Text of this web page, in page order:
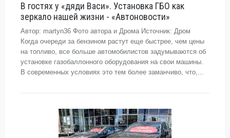
В гостях у «дяди Васи». Установка ГБО как
зеркало нашей жизни - «Автоновости»
Автор: martyn36 Фото автора и Дрома Источник: Дром
Когда очереди за бензином растут еще быстрее, чем цены
на топливо, все больше автомобилистов задумываются об
установке газобаллонного оборудования на свои машины.
В современных условиях это тем более заманчиво, что,...